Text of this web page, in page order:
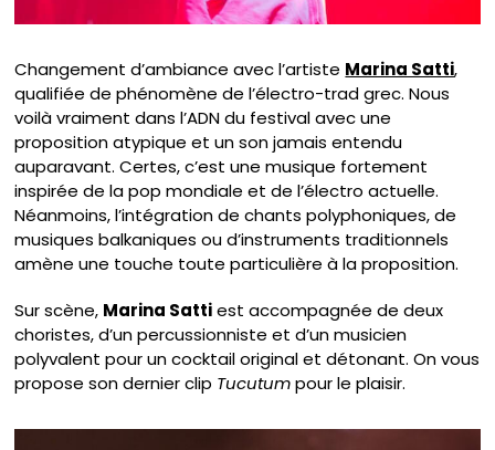
Changement d’ambiance avec l’artiste Marina Satti,
qualifiée de phénomène de l’électro-trad grec. Nous
voilà vraiment dans l’ADN du festival avec une
proposition atypique et un son jamais entendu
auparavant. Certes, c’est une musique fortement
inspirée de la pop mondiale et de l’électro actuelle.
Néanmoins, l’intégration de chants polyphoniques, de
musiques balkaniques ou d’instruments traditionnels
amène une touche toute particulière à la proposition.
Sur scène, Marina Sattiest accompagnée de deux
choristes, d’un percussionniste et d’un musicien
polyvalent pour un cocktail original et détonant. On vous
propose son dernier clip Tucutumpour le plaisir.